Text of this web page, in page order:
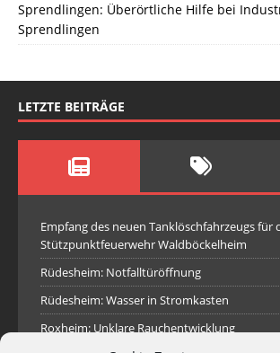
Sprendlingen: Überörtliche Hilfe bei
Sprendlingen
LETZTE BEITRÄGE
Empfang des neuen Tanklöschfahrzeugs für
Stützpunktfeuerwehr Waldböckelheim
Rüdesheim: Notfalltüröffnung
Rüdesheim: Wasser in Stromkasten
Roxheim: Unklare Rauchentwicklung